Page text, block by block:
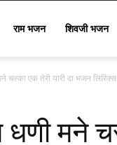
राम भजन शिवजी भजन
चस्का एक तेरी यारी दा भजन लिरिक्स
मने